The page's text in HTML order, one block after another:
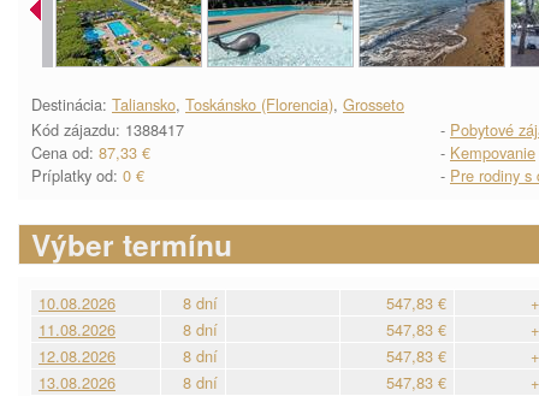
Destinácia: Taliansko, Toskánsko (Florencia), Grosseto
Kód zájazdu: 1388417
Cena od: 87,33 €
Príplatky od: 0 €
- Pobytové
- Kempovanie
- Pre rodiny s
Výber termínu
10.08.2026 8 dní 547,83 €
11.08.2026
8 dní 547,83 €
12.08.2026
8 dní 547,83 €
13.08.2026
8 dní 547,83 €